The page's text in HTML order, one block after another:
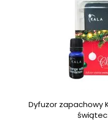
Dyfuzor zapachowy